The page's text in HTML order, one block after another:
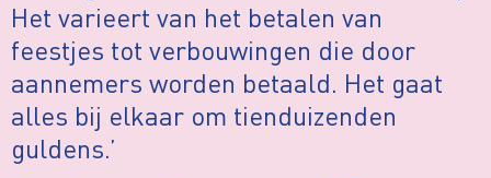
Het varieert van het betalen van
feestjes tot verbouwingen die door
aannemers worden betaald. Het gaat
alles bij elkaar om tienduizenden
guldens.’